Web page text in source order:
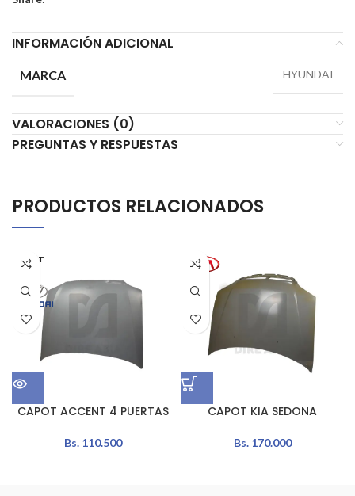
INFORMACIÓN ADICIONAL
MARCA HYUNDAI
VALORACIONES (0)
PREGUNTAS Y RESPUESTAS
PRODUCTOS RELACIONADOS
AGOT
ADO
CAPOT ACCENT 4 PUERTAS
Bs.110.500
CAPOT KIA SEDONA
Bs.170.000